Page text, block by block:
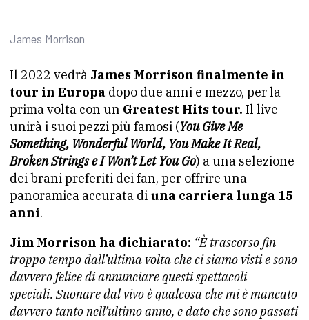
James Morrison
Il 2022 vedrà James Morrison finalmente in
tour in Europa dopo due anni e mezzo, per la
prima volta con un Greatest Hits tour. Il live
unirà i suoi pezzi più famosi (You Give Me
Something, Wonderful World, You Make It Real,
Broken Strings e I Won’t Let You Go) a una selezione
dei brani preferiti dei fan, per offrire una
panoramica accurata di una carriera lunga 15
anni.
Jim Morrison ha dichiarato: “È trascorso fin
troppo tempo dall’ultima volta che ci siamo visti e sono
davvero felice di annunciare questi spettacoli
speciali. Suonare dal vivo è qualcosa che mi è mancato
davvero tanto nell’ultimo anno, e dato che sono passati